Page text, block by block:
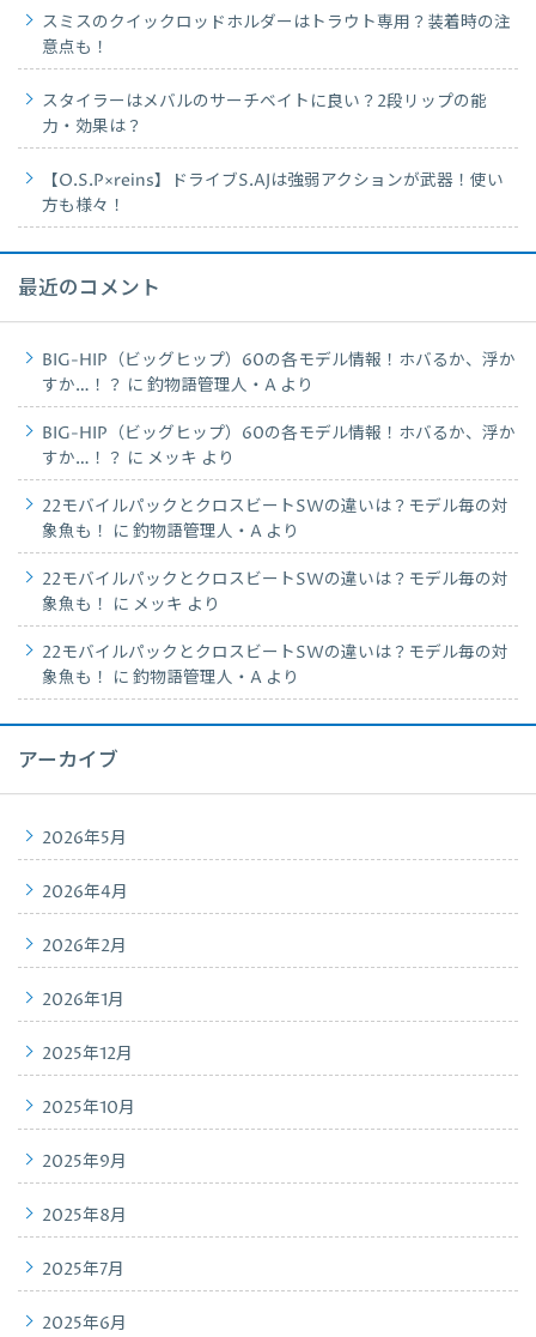
スミスのクイックロッドホルダーはトラウト専用？装着時の注
意点も！
スタイラーはメバルのサーチベイトに良い？2段リップの能
力・効果は？
【O.S.P×reins】ドライブS.AJは強弱アクションが武器！使い
方も様々！
最近のコメント
BIG-HIP（ビッグヒップ）60の各モデル情報！ホバるか、浮か
すか…！？ に 釣物語管理人・A より
BIG-HIP（ビッグヒップ）60の各モデル情報！ホバるか、浮か
すか…！？ に メッキ より
22モバイルパックとクロスビートSWの違いは？モデル毎の対
象魚も！
に 釣物語管理人・A より
22モバイルパックとクロスビートSWの違いは？モデル毎の対
象魚も！
に メッキ より
22モバイルパックとクロスビートSWの違いは？モデル毎の対
象魚も！
に 釣物語管理人・A より
アーカイブ
2026年5月
2026年4月
2026年2月
2026年1月
2025年12月
2025年10月
2025年9月
2025年8月
2025年7月
2025年6月